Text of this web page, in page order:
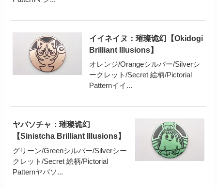
イイネイヌ：璀璨诡幻【Okidogi
Brilliant Illusions】
オレンジ/Orangeシルバー/Silverシ
ークレット/Secret 絵柄/Pictorial
Patternイイ...
ヤバソチャ：璀璨诡幻
【Sinistcha Brilliant Illusions】
グリーン/Greenシルバー/Silverシー
クレット/Secret 絵柄/Pictorial
Patternヤバソ...